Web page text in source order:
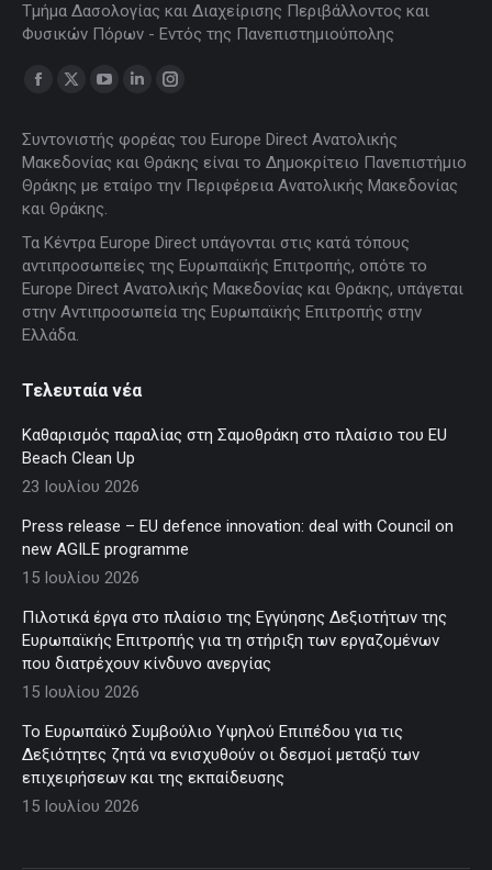
Τμήμα Δασολογίας και Διαχείρισης Περιβάλλοντος και
Φυσικών Πόρων - Εντός της Πανεπιστημιούπολης
Find us on:
Facebook
opens
in
new
window
X
opens
in
new
window
YouTube
opens
in
new
window
Linkedin
opens
in
window
Instagram
opens
in
window
Συντονιστής φορέας του Europe Direct Ανατολικής
Μακεδονίας και Θράκης είναι το Δημοκρίτειο Πανεπιστήμιο
Θράκης με εταίρο την Περιφέρεια Ανατολικής Μακεδονίας
και Θράκης.
Τα Κέντρα Europe Direct υπάγονται στις κατά τόπους
αντιπροσωπείες της Ευρωπαϊκής Επιτροπής, οπότε το
Europe Direct Ανατολικής Μακεδονίας και Θράκης, υπάγεται
στην Αντιπροσωπεία της Ευρωπαϊκής Επιτροπής στην
Ελλάδα.
Τελευταία νέα
Καθαρισμός παραλίας στη Σαμοθράκη στο πλαίσιο του EU
Beach Clean Up
23 Ιουλίου 2026
Press release – EU defence innovation: deal with Council on
new AGILE programme
15 Ιουλίου 2026
Πιλοτικά έργα στο πλαίσιο της Εγγύησης Δεξιοτήτων της
Ευρωπαϊκής Επιτροπής για τη στήριξη των εργαζομένων
που διατρέχουν κίνδυνο ανεργίας
15 Ιουλίου 2026
Το Ευρωπαϊκό Συμβούλιο Υψηλού Επιπέδου για τις
Δεξιότητες ζητά να ενισχυθούν οι δεσμοί μεταξύ των
επιχειρήσεων και της εκπαίδευσης
15 Ιουλίου 2026